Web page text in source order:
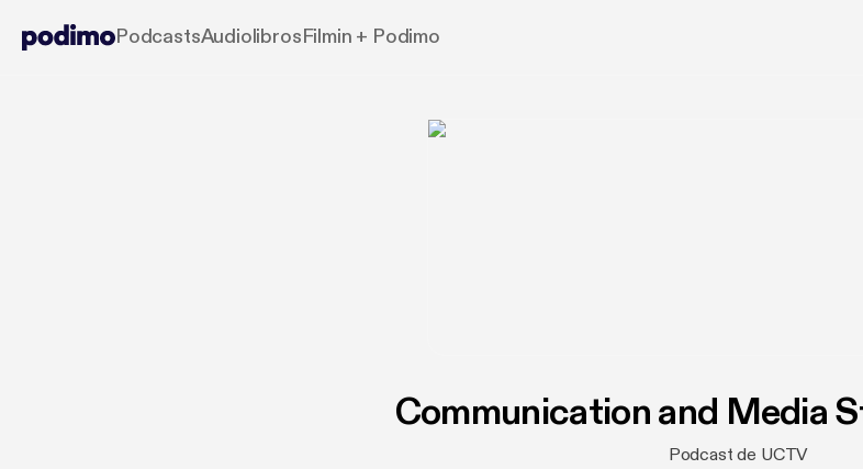
PodcastsAudiolibrosFilmin + Podimo
Communication and Media
Podcast de UCTV